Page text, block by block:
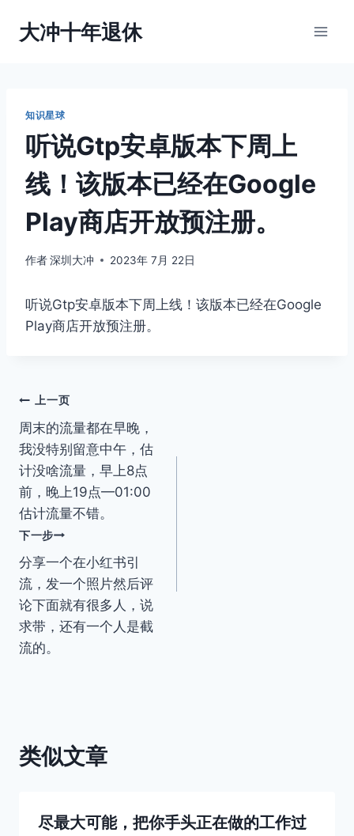
大冲十年退休
知识星球
听说Gtp安卓版本下周上
线！该版本已经在Google
Play商店开放预注册。
作者深圳大冲 2023年 7月 22日
听说Gtp安卓版本下周上线！该版本已经在Google
Play商店开放预注册。
文
章
导
航
上一页
周末的流量都在早晚，
我没特别留意中午，估
计没啥流量，早上8点
前，晚上19点—01:00
估计流量不错。
下一步
分享一个在小红书引
流，发一个照片然后评
论下面就有很多人，说
求带，还有一个人是截
流的。
类似文章
尽最大可能，把你手头正在做的工作过